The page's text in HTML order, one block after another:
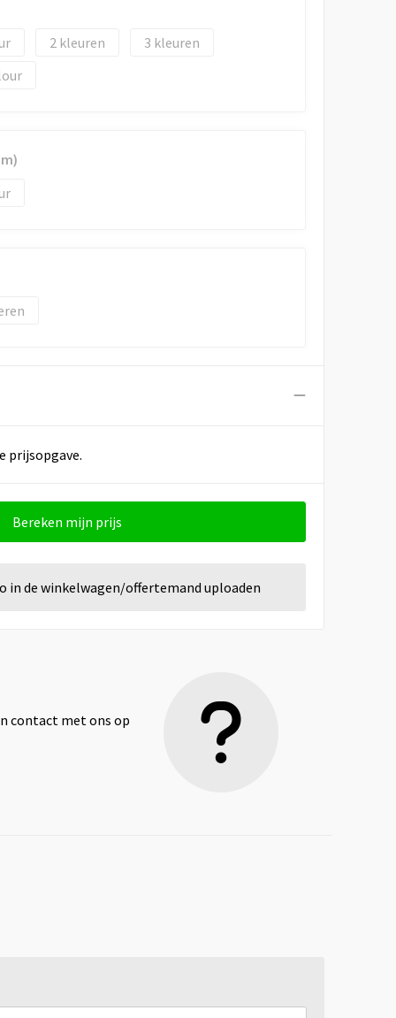
2
3
prijsopgave.
Bereken mijn prijs
in de winkelwagen/offertemand uploaden
contact met ons op